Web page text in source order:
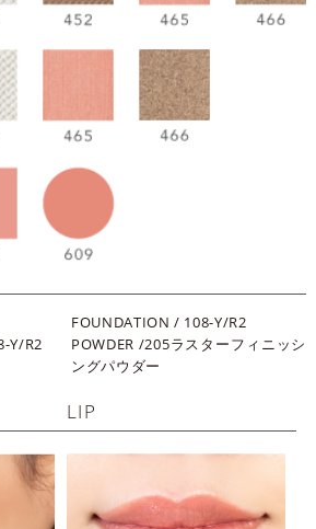
Y/R2
FOUNDATION / 108-Y/R2
POWDER /205ラスターフィニッシ
ングパウダー
LIP